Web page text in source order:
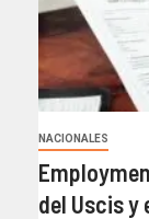
NACIONALES
del Uscis